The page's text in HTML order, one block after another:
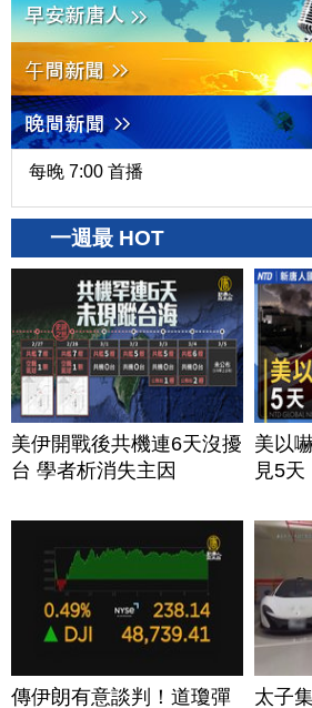
每晚 7:00 首播
一週最 HOT
美伊開戰後共機連6天沒擾
台 學者析消失主因
美以
見5天
傳伊朗有意談判！道瓊彈
太子